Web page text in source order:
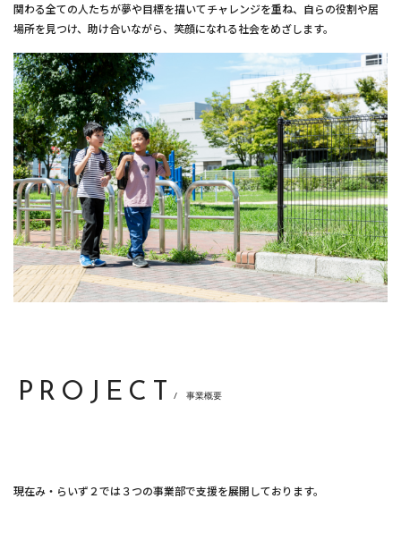
関わる全ての人たちが夢や目標を描いてチャレンジを重ね、自らの役割や居
場所を見つけ、助け合いながら、笑顔になれる社会をめざします。
PROJECT / 事業概要
現在み・らいず２では３つの事業部で支援を展開しております。